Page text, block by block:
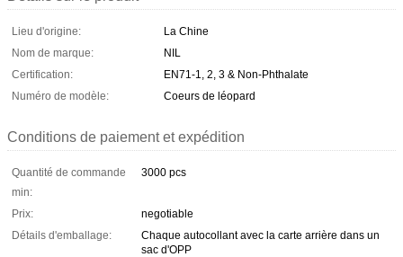
Lieu d'origine:
La Chine
Nom de marque:
NIL
Certification:
EN71-1, 2, 3 & Non-Phthalate
Numéro de modèle:
Coeurs de léopard
Conditions de paiement et expédition
Quantité de commande
min:
3000 pcs
Prix:
negotiable
Détails d'emballage:
Chaque autocollant avec la carte arrière dans un
sac d'OPP